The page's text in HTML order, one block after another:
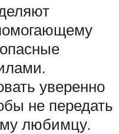
уверенно
не передать
любимцу.